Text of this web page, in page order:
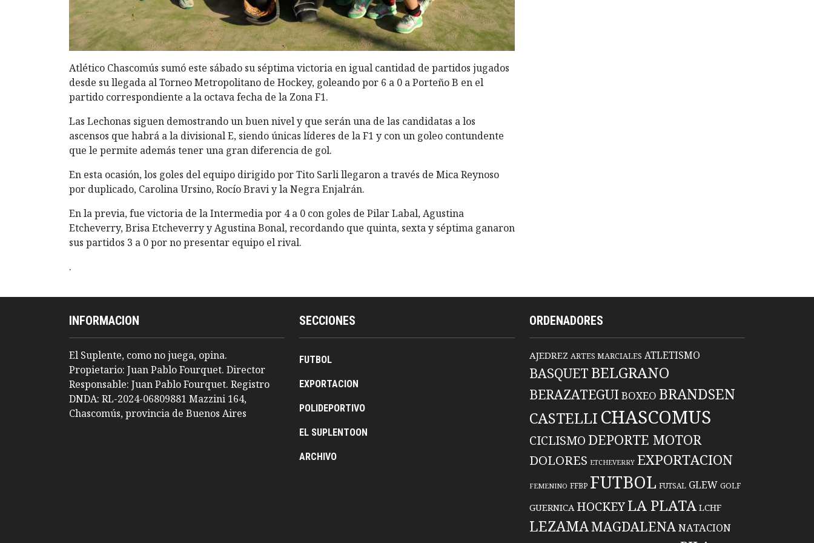
Atlético Chascomús sumó este sábado su séptima victoria en igual cantidad de partidos jugados
desde su llegada al Torneo Metropolitano de Hockey, goleando por 6 a 0 a Porteño B en el
partido correspondiente a la octava fecha de la Zona F1.
Las Lechonas siguen demostrando un buen nivel y que serán una de las candidatas a los
ascensos que habrá a la divisional E, siendo únicas líderes de la F1 y con un goleo contundente
que le permite además tener una gran diferencia de gol.
En esta ocasión, los goles del equipo dirigido por Tito Sarli llegaron a través de Mica Reynoso
por duplicado, Carolina Ursino, Rocío Bravi y la Negra Enjalrán.
En la previa, fue victoria de la Intermedia por 4 a 0 con goles de Pilar Labal, Agustina
Etcheverry, Brisa Etcheverry y Agustina Bonal, recordando que quinta, sexta y séptima ganaron
sus partidos 3 a 0 por no presentar equipo el rival.
.
INFORMACION
El Suplente, como no juega, opina.
Propietario: Juan Pablo Fourquet. Director
Responsable: Juan Pablo Fourquet. Registro
DNDA: RL-2024-06809881 Mazzini 164,
Chascomús, provincia de Buenos Aires
SECCIONES
FUTBOL
EXPORTACION
POLIDEPORTIVO
EL SUPLENTOON
ARCHIVO
ORDENADORES
AJEDREZ ARTES MARCIALES ATLETISMO
BASQUET BELGRANO
BERAZATEGUIBOXEO BRANDSEN
CASTELLI CHASCOMUS
CICLISMO DEPORTE MOTOR
DOLORES ETCHEVERRY EXPORTACION
FEMENINO FFBP FUTBOL FUTSAL GLEW GOLF
GUERNICA HOCKEYLA PLATA LCHF
LEZAMAMAGDALENANATACION